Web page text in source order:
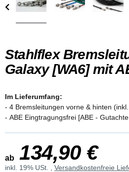
Stahlflex
Galaxy [WA6] mit
Im Lieferumfang:
- 4 Bremsleitungen vorne & hinten
- ABE Eingtragungsfrei [ABE -
ab 134,90 €
inkl. 19% USt. , Versandkostenfreie